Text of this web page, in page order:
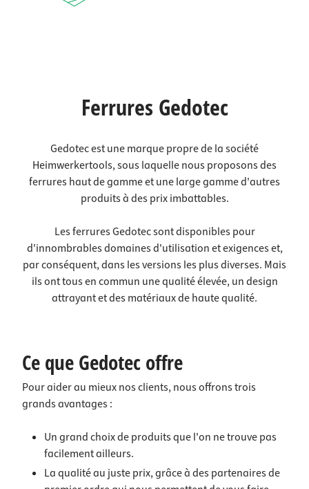
Ferrures Gedotec
Gedotec est une marque propre de la société
Heimwerkertools, sous laquelle nous proposons des
ferrures haut de gamme et une large gamme d'autres
produits à des prix imbattables.
Les ferrures Gedotec sont disponibles pour
d'innombrables domaines d'utilisation et exigences et,
par conséquent, dans les versions les plus diverses. Mais
ils ont tous en commun une qualité élevée, un design
attrayant et des matériaux de haute qualité.
Ce que Gedotec offre
Pour aider au mieux nos clients, nous offrons trois
grands avantages :
Un grand choixde produits que l'on ne trouve pas
facilement ailleurs.
La qualité au juste prix, grâce à des partenaires de